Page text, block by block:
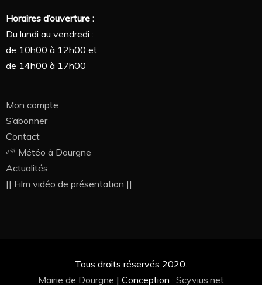
Horaires d’ouverture :
Du lundi au vendredi :
de 10h00 à 12h00 et
de 14h00 à 17h00
Mon compte
S’abonner
Contact
⛅ Météo à Dourgne
Actualités
|| Film vidéo de présentation ||
Tous droits réservés 2020.
Mairie de Dourgne | Conception : Scyvius.net